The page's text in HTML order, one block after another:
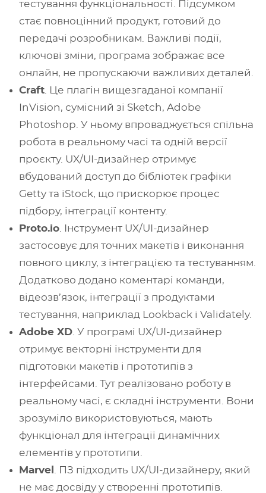
тестування функціональності. Підсумком
стає повноцінний продукт, готовий до
передачі розробникам. Важливі події,
ключові зміни, програма зображає все
онлайн, не пропускаючи важливих деталей.
Craft . Це плагін вищезгаданої компанії
InVision, сумісний зі Sketch, Adobe
Photoshop. У ньому впроваджується спільна
робота в реальному часі та одній версії
проєкту. UX/UI-дизайнер отримує
вбудований доступ до бібліотек графіки
Getty та iStock, що прискорює процес
підбору, інтеграції контенту.
Proto.io . Інструмент UX/UI-дизайнер
застосовує для точних макетів і виконання
повного циклу, з інтеграцією та тестуванням.
Додатково додано коментарі команди,
відеозв’язок, інтеграції з продуктами
тестування, наприклад Lookback і Validately.
Adobe XD . У програмі UX/UI-дизайнер
отримує векторні інструменти для
підготовки макетів і прототипів з
інтерфейсами. Тут реалізовано роботу в
реальному часі, є складні інструменти. Вони
зрозуміло використовуються, мають
функціонал для інтеграції динамічних
елементів у прототипи.
Marvel
. ПЗ підходить UX/UI-дизайнеру, який
не має досвіду у створенні прототипів.